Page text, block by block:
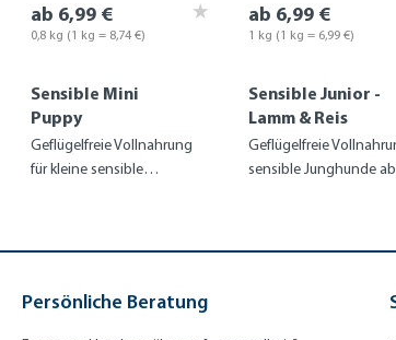
Sensible Mini
Puppy
Geflügelfreie Vollnahrung
für kleine sensible
ab 6,99 €
0,8 kg (1 kg = 8,74 €)
Sensible Junior -
Lamm & Reis
Geflügelfreie
sensible Junghunde
ab 6,99 €
1 kg (1 kg = 6,99 €)
Persönliche Beratung